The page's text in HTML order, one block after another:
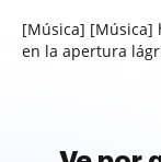
[Música] [Música]
en la apertura